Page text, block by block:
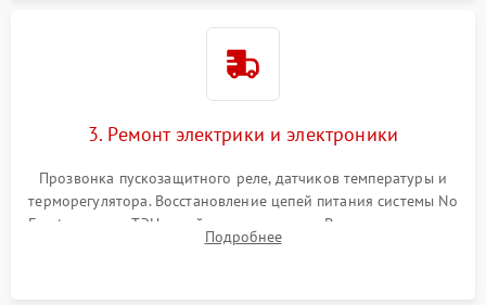
3. Ремонт электрики и электроники
Прозвонка пускозащитного реле, датчиков температуры и
терморегулятора. Восстановление цепей питания системы No
Frost, включая ТЭН оттайки и вентилятор. Ремонт или замена
платы управления при сбоях алгоритмов.
Подробнее